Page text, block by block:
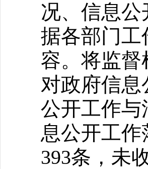
况、信息
据各部门工
容。将监
对政府信
公开工作与
息公开工作
393条，未